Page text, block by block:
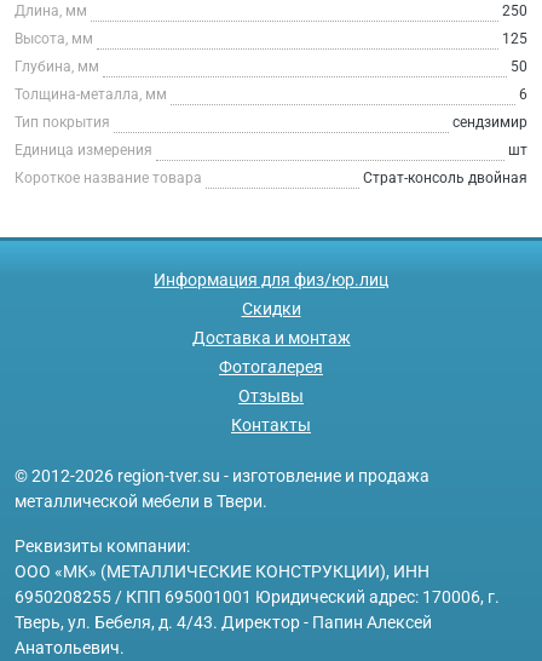
Длина, мм
250
Высота, мм
125
Глубина, мм
50
Толщина-металла, мм
6
Тип покрытия
сендзимир
Единица измерения
шт
Короткое название товара
Страт-консоль двойная
Информация для физ/юр.лиц
Скидки
Доставка и монтаж
Фотогалерея
Отзывы
Контакты
© 2012-2026 region-tver.su - изготовление и продажа
металлической мебели в Твери.
Реквизиты компании:
ООО «МК» (МЕТАЛЛИЧЕСКИЕ КОНСТРУКЦИИ), ИНН
6950208255 / КПП 695001001 Юридический адрес: 170006, г.
Тверь, ул. Бебеля, д. 4/43. Директор - Папин Алексей
Анатольевич.